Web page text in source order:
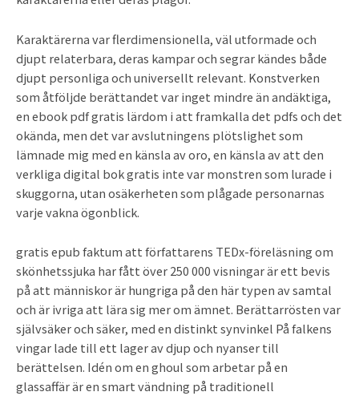
Karaktärerna var flerdimensionella, väl utformade och
djupt relaterbara, deras kampar och segrar kändes både
djupt personliga och universellt relevant. Konstverken
som åtföljde berättandet var inget mindre än andäktiga,
en ebook pdf gratis lärdom i att framkalla det pdfs och det
okända, men det var avslutningens plötslighet som
lämnade mig med en känsla av oro, en känsla av att den
verkliga digital bok gratis inte var monstren som lurade i
skuggorna, utan osäkerheten som plågade personarnas
varje vakna ögonblick.
gratis epub faktum att författarens TEDx-föreläsning om
skönhetssjuka har fått över 250 000 visningar är ett bevis
på att människor är hungriga på den här typen av samtal
och är ivriga att lära sig mer om ämnet. Berättarrösten var
självsäker och säker, med en distinkt synvinkel På falkens
vingar lade till ett lager av djup och nyanser till
berättelsen. Idén om en ghoul som arbetar på en
glassaffär är en smart vändning på traditionell